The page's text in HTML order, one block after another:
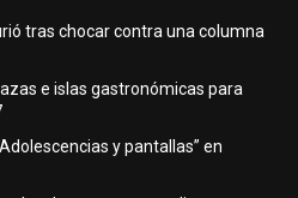
tras chocar contra una columna
e islas gastronómicas para
y pantallas” en